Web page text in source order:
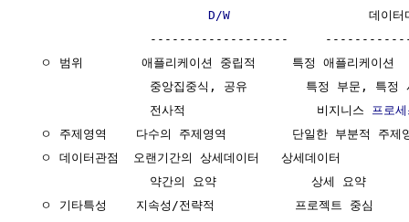
D/W
데이터
-------------------
  ㅇ 범위        애플리케이션 중립적     특정 애플리케이션
중앙집중식, 공유        특정 부문, 특정
                 전사적                  비지니스
프로
ㅇ 주제영역    다수의 주제영역         단일한 부분적 주
  ㅇ 데이터관점  오랜기간의 상세데이터   상세데이터
                 약간의 요약             상세 요약